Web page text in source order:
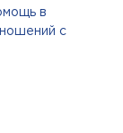
в
с